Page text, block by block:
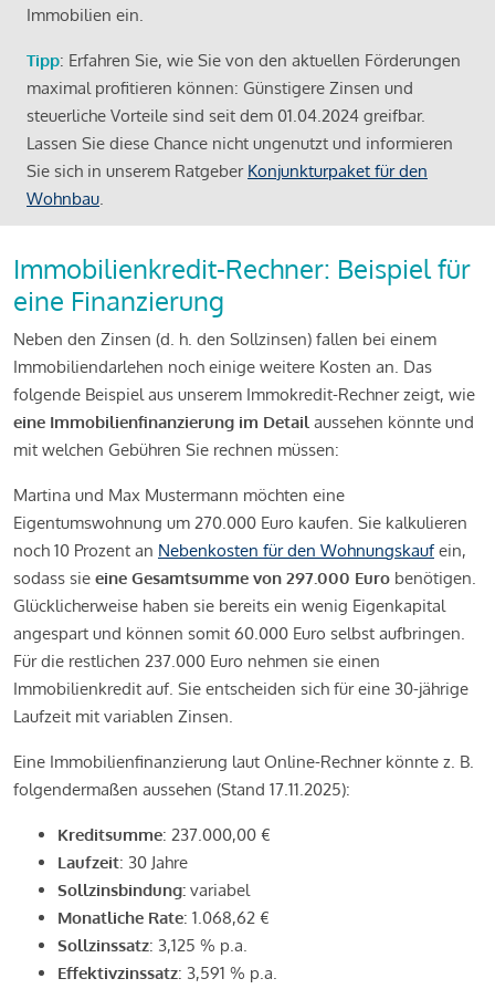
Immobilien ein.
Tipp: Erfahren Sie, wie Sie von den aktuellen Förderungen
maximal profitieren können: Günstigere Zinsen und
steuerliche Vorteile sind seit dem 01.04.2024 greifbar.
Lassen Sie diese Chance nicht ungenutzt und informieren
Sie sich in unserem Ratgeber Konjunkturpaket für den
Wohnbau.
Immobilienkredit-Rechner: Beispiel für
eine Finanzierung
Neben den Zinsen (d. h. den Sollzinsen) fallen bei einem
Immobiliendarlehen noch einige weitere Kosten an. Das
folgende Beispiel aus unserem Immokredit-Rechner zeigt, wie
eine Immobilienfinanzierung im Detail aussehen könnte und
mit welchen Gebühren Sie rechnen müssen:
Martina und Max Mustermann möchten eine
Eigentumswohnung um 270.000 Euro kaufen. Sie kalkulieren
noch 10 Prozent an Nebenkosten für den Wohnungskaufein,
sodass sie eine Gesamtsumme von 297.000 Euro benötigen.
Glücklicherweise haben sie bereits ein wenig Eigenkapital
angespart und können somit 60.000 Euro selbst aufbringen.
Für die restlichen 237.000 Euro nehmen sie einen
Immobilienkredit auf. Sie entscheiden sich für eine 30-jährige
Laufzeit mit variablen Zinsen.
Eine Immobilienfinanzierung laut Online-Rechner könnte z. B.
folgendermaßen aussehen (Stand 17.11.2025):
Kreditsumme: 237.000,00 €
Laufzeit: 30 Jahre
Sollzinsbindung: variabel
Monatliche Rate: 1.068,62 €
Sollzinssatz: 3,125 % p.a.
Effektivzinssatz: 3,591 % p.a.